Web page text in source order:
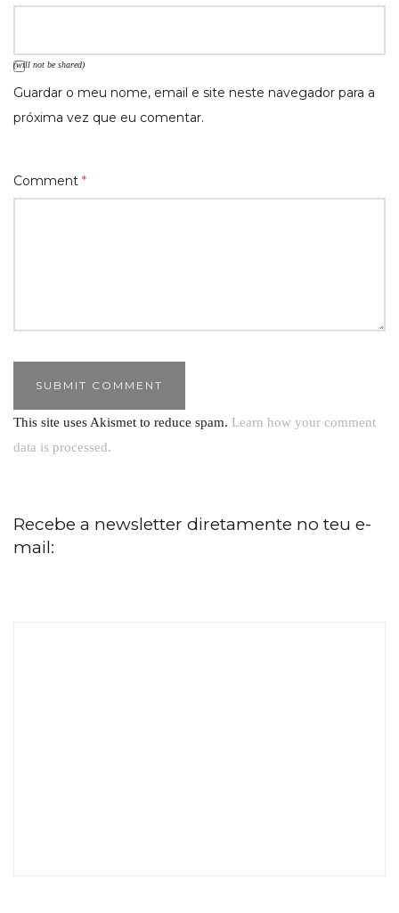
(will not be shared)
Guardar o meu nome, email e site neste navegador para a
próxima vez que eu comentar.
Comment *
This site uses Akismet to reduce spam. Learn how your comment
data is processed.
Recebe a newsletter diretamente no teu e-
mail: